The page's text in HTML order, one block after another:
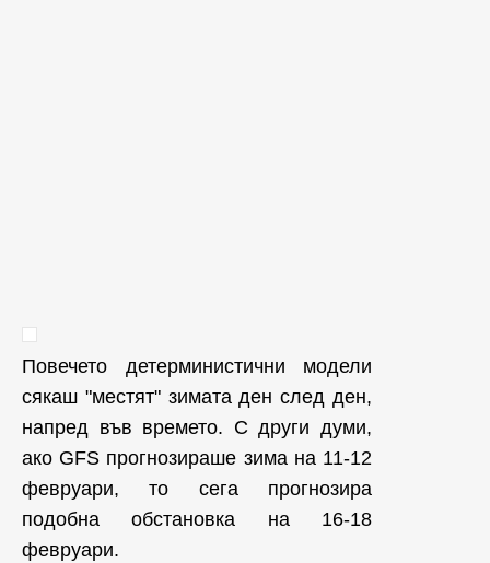
Повечето детерминистични модели
сякаш "местят" зимата ден след ден,
напред във времето. С други думи,
ако GFS прогнозираше зима на 11-12
февруари, то сега прогнозира
подобна обстановка на 16-18
февруари.